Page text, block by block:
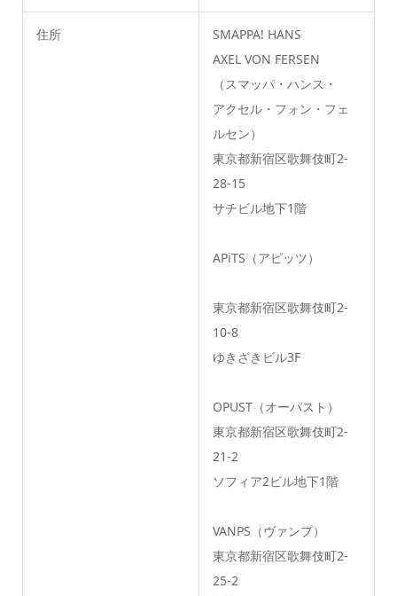
住所
SMAPPA! HANS
AXEL VON FERSEN
（スマッパ・ハンス・
アクセル・フォン・フェ
ルセン）
東京都新宿区歌舞伎町2-
28-15
サチビル地下1階
APiTS（アピッツ）
東京都新宿区歌舞伎町2-
10-8
ゆきざきビル3F
OPUST（オーパスト）
東京都新宿区歌舞伎町2-
21-2
ソフィア2ビル地下1階
VANPS（ヴァンプ）
東京都新宿区歌舞伎町2-
25-2